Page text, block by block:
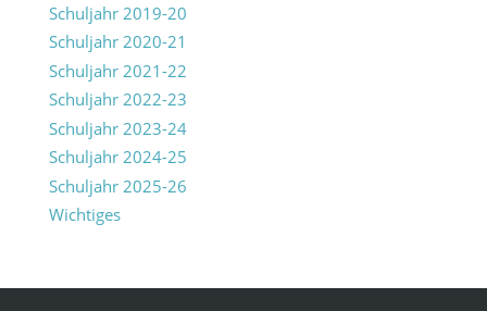
Schuljahr 2019-20
Schuljahr 2020-21
Schuljahr 2021-22
Schuljahr 2022-23
Schuljahr 2023-24
Schuljahr 2024-25
Schuljahr 2025-26
Wichtiges